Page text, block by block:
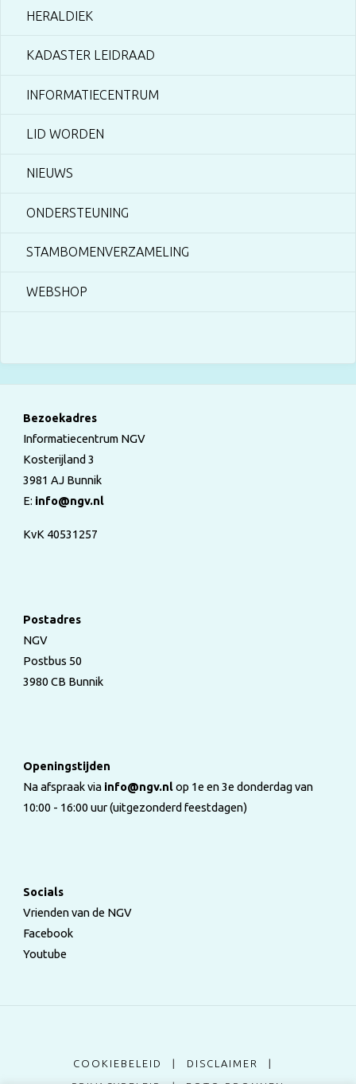
HERALDIEK
KADASTER LEIDRAAD
INFORMATIECENTRUM
LID WORDEN
NIEUWS
ONDERSTEUNING
STAMBOMENVERZAMELING
WEBSHOP
Bezoekadres
Informatiecentrum NGV
Kosterijland 3
3981 AJ Bunnik
E: info@ngv.nl
KvK 40531257
Postadres
NGV
Postbus 50
3980 CB Bunnik
Openingstijden
Na afspraak via info@ngv.nlop 1e en 3e donderdag van
10:00 - 16:00 uur (uitgezonderd feestdagen)
Socials
Vrienden van de NGV
Facebook
Youtube
COOKIEBELEID DISCLAIMER